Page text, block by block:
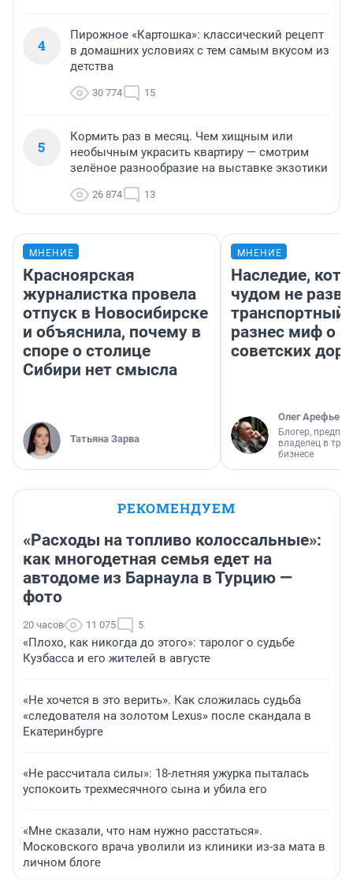
4
Пирожное «Картошка»: классический рецепт
в домашних условиях с тем самым вкусом из
детства
30 774 15
5
Кормить раз в месяц. Чем хищным или
необычным украсить квартиру — смотрим
зелёное разнообразие на выставке экзотики
26 874 13
МНЕНИЕ
Красноярская
журналистка провела
отпуск в Новосибирске
и объяснила, почему в
споре о столице
Сибири нет смысла
Татьяна Зарва
МНЕНИЕ
Наследие,
чудом не
транспортный
разнес миф о
советских
Олег Арефьев
Блогер,
владелец в
бизнесе
РЕКОМЕНДУЕМ
«Расходы на топливо колоссальные»:
как многодетная семья едет на
автодоме из Барнаула в Турцию —
фото
20 часов 11 075 5
«Плохо, как никогда до этого»: таролог о судьбе
Кузбасса и его жителей в августе
«Не хочется в это верить». Как сложилась судьба
«следователя на золотом Lexus» после скандала в
Екатеринбурге
«Не рассчитала силы»: 18-летняя ужурка пыталась
успокоить трехмесячного сына и убила его
«Мне сказали, что нам нужно расстаться».
Московского врача уволили из клиники из-за мата в
личном блоге